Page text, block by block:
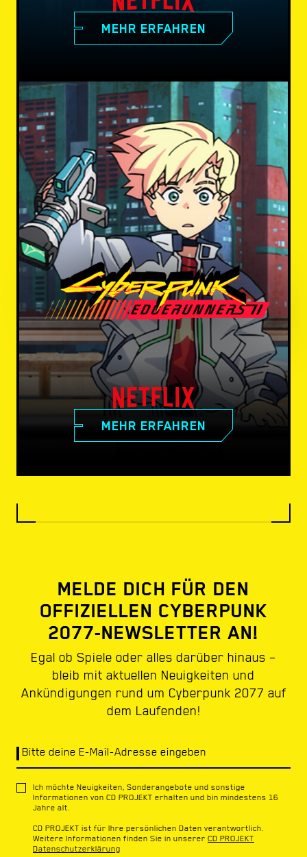
MEHR ERFAHREN
MEHR ERFAHREN
MELDE DICH FÜR DEN
OFFIZIELLEN CYBERPUNK
2077-NEWSLETTER AN!
Egal ob Spiele oder alles darüber hinaus –
bleib mit aktuellen Neuigkeiten und
Ankündigungen rund um Cyberpunk 2077 auf
dem Laufenden!
Bitte deine E-Mail-Adresse eingeben
Ich möchte Neuigkeiten, Sonderangebote und sonstige
Informationen von CD PROJEKT erhalten und bin mindestens 16
Jahre alt.
CD PROJEKT ist für Ihre persönlichen Daten verantwortlich.
Weitere Informationen finden Sie in unserer CD PROJEKT
Datenschutzerklärung